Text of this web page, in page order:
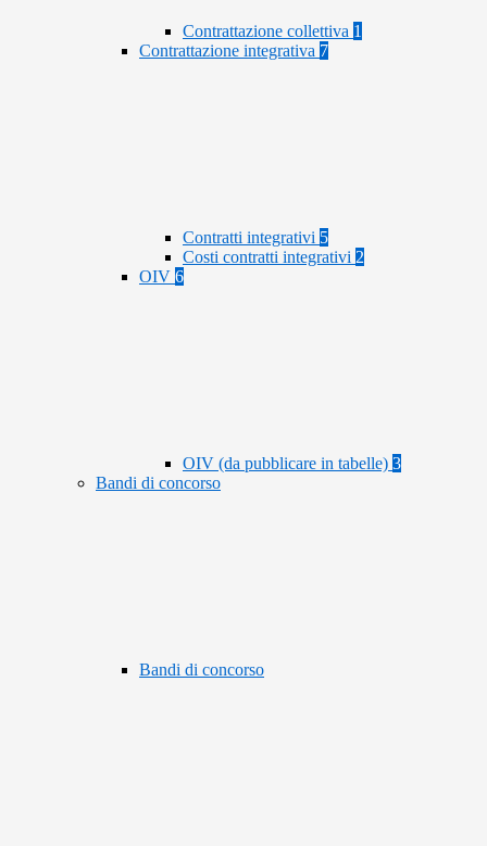
Contrattazione collettiva 1
Contrattazione integrativa 7
Contratti integrativi 5
Costi contratti integrativi 2
OIV 6
OIV (da pubblicare in tabelle) 3
Bandi di concorso
Bandi di concorso